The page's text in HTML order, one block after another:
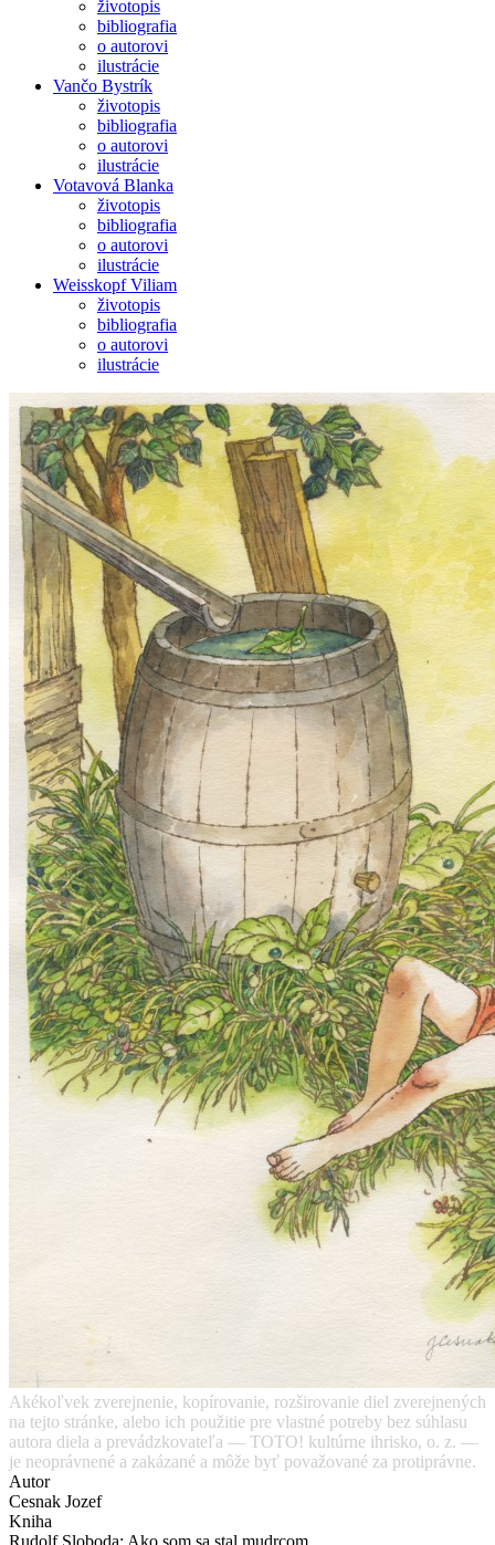
životopis
bibliografia
o autorovi
ilustrácie
Vančo Bystrík
životopis
bibliografia
o autorovi
ilustrácie
Votavová Blanka
životopis
bibliografia
o autorovi
ilustrácie
Weisskopf Viliam
životopis
bibliografia
o autorovi
ilustrácie
Akékoľvek zverejnenie, kopírovanie, rozširovanie diel zverejnených
na tejto stránke, alebo ich použitie pre vlastné potreby bez súhlasu
autora diela a prevádzkovateľa — TOTO! kultúrne ihrisko, o. z. —
je neoprávnené a zakázané a môže byť považované za protiprávne.
Autor
Cesnak Jozef
Kniha
Rudolf Sloboda: Ako som sa stal mudrcom